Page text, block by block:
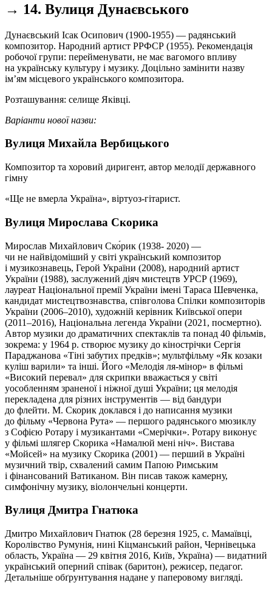
→ 14. Вулиця Дунаєвського
Дунаєвський Ісак Осипович (1900-1955) — радянський
композитор. Народний артист РРФСР (1955). Рекомендація
робочої групи: перейменувати, не має вагомого впливу
на українську культуру і музику. Доцільно замінити назву
ім’ям місцевого українського композитора.
Розташування: селище Яківці.
Варіанти нової назви:
Вулиця Михайла Вербицького
Композитор та хоровий диригент, автор мелодії державного
гімну
«Ще не вмерла Україна», віртуоз-гітарист.
Вулиця Мирослава Скорика
Мирослав Михайлович Ско́рик (1938- 2020) —
чи не найвідоміший у світі український композитор
і музикознавець, Герой України (2008), народний артист
України (1988), заслужений діяч мистецтв УРСР (1969),
лауреат Національної премії України імені Тараса Шевченка,
кандидат мистецтвознавства, співголова Спілки композиторів
України (2006–2010), художній керівник Київської опери
(2011–2016), Національна легенда України (2021, посмертно).
Автор музики до драматичних спектаклів та понад 40 фільмів,
зокрема: у 1964 р. створює музику до кінострічки Сергія
Параджанова «Тіні забутих предків»; мультфільму «Як козаки
куліш варили» та інші. Його «Мелодія ля-мінор» в фільмі
«Високий перевал» для скрипки вважається у світі
уособленням зраненої і ніжної душі України; ця мелодія
перекладена для різних інструментів — від бандури
до флейти. М. Скорик доклався і до написання музики
до фільму «Червона Рута» — першого радянського мюзиклу
з Софією Ротару і музикантами «Смерічки». Ротару виконує
у фільмі шлягер Скорика «Намалюй мені ніч». Вистава
«Мойсей» на музику Скорика (2001) — перший в Україні
музичний твір, схвалений самим Папою Римським
і фінансований Ватиканом. Він писав також камерну,
симфонічну музику, віолончельні концерти.
Вулиця Дмитра Гнатюка
Дмитро Михайлович Гнатюк (28 березня 1925, с. Мамаївці,
Королівство Румунія, нині Кіцманський район, Чернівецька
область, Україна — 29 квітня 2016, Київ, Україна) — видатний
український оперний співак (баритон), режисер, педагог.
Детальніше обґрунтування надане у паперовому вигляді.